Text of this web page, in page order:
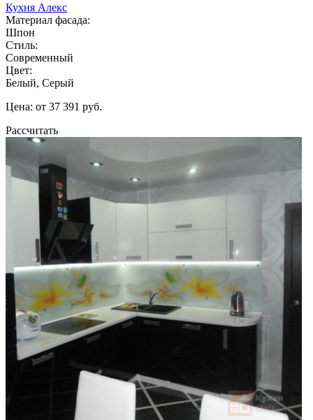
Кухня Алекс
Материал фасада:
Шпон
Стиль:
Современный
Цвет:
Белый, Серый
Цена: от 37 391 руб.
Рассчитать